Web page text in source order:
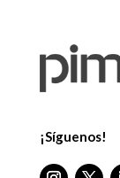
¡Síguenos!